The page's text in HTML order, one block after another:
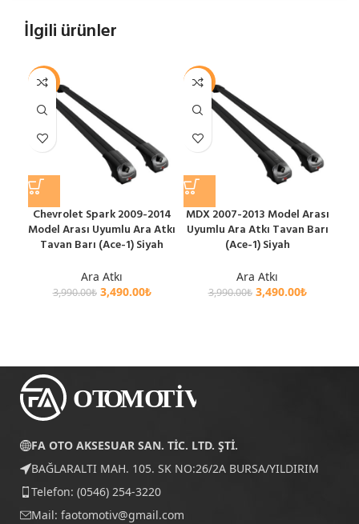
İlgili ürünler
-13%
Chevrolet Spark 2009-2014
Model Arası Uyumlu Ara Atkı
Tavan Barı (Ace-1) Siyah
Ara Atkı
3,990.00₺ 3,490.00₺
-13%
MDX 2007-2013 Model Arası
Uyumlu Ara Atkı Tavan Barı
(Ace-1) Siyah
Ara Atkı
3,990.00₺ 3,490.00₺
FA OTO AKSESUAR SAN. TİC. LTD. ŞTİ.
BAĞLARALTI MAH. 105. SK NO:26/2A BURSA/YILDIRIM
Telefon: (0546) 254-3220
Mail: faotomotiv@gmail.com